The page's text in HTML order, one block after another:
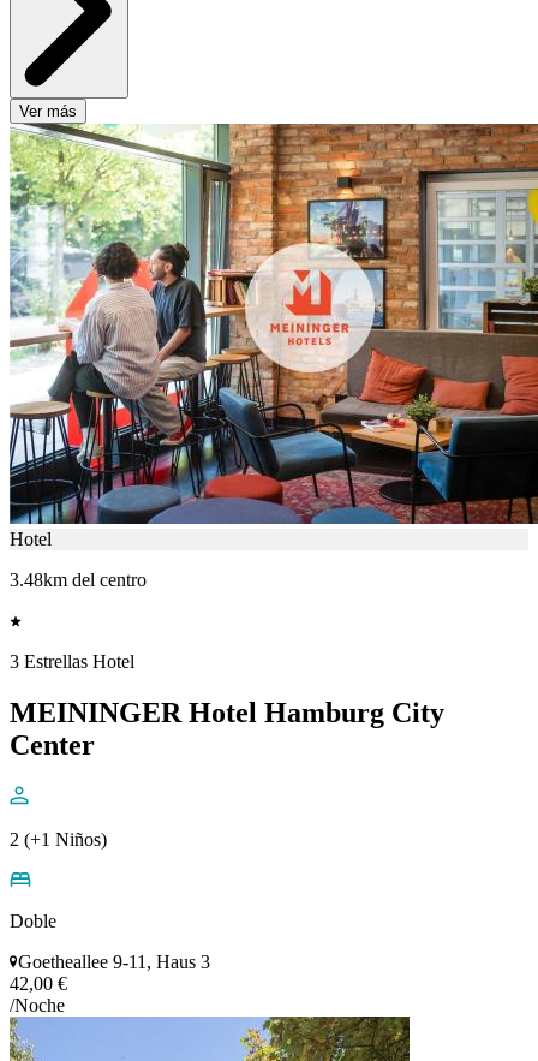
Ver más
Hotel
3.48km del centro
3 Estrellas Hotel
MEININGER Hotel Hamburg City
Center
2 (+1 Niños)
Doble
Goetheallee 9-11, Haus 3
42,00 €
/Noche